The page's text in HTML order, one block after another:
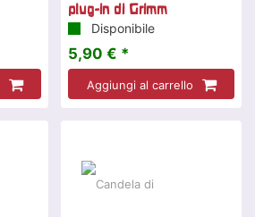
plug-in di Grimm
Disponibile
5,90 € *
Aggiungi al carrello